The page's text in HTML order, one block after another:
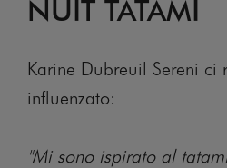
NUIT TATAMI
Karine Dubreuil Sereni ci
influenzato:
"Mi sono ispirato al